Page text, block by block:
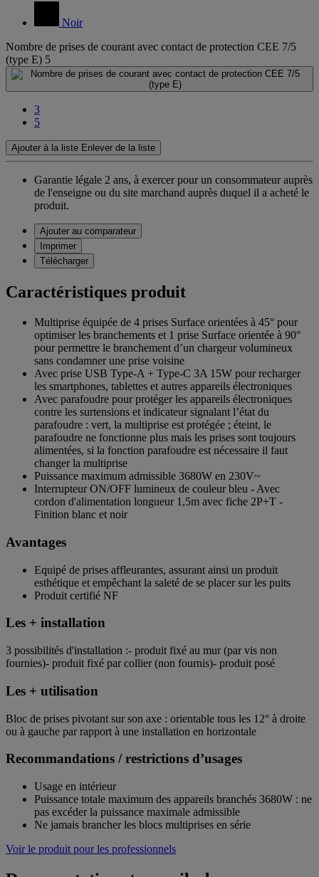
Noir
Nombre de prises de courant avec contact de protection CEE 7/5
(type E) 5
3
5
Ajouter à la liste Enlever de la liste
Garantie légale 2 ans, à exercer pour un consommateur auprès
de l'enseigne ou du site marchand auprès duquel il a acheté le
produit.
Ajouter au comparateur
Imprimer
Télécharger
Caractéristiques produit
Multiprise équipée de 4 prises Surface orientées à 45° pour
optimiser les branchements et 1 prise Surface orientée à 90°
pour permettre le branchement d’un chargeur volumineux
sans condamner une prise voisine
Avec prise USB Type-A + Type-C 3A 15W pour recharger
les smartphones, tablettes et autres appareils électroniques
Avec parafoudre pour protéger les appareils électroniques
contre les surtensions et indicateur signalant l’état du
parafoudre : vert, la multiprise est protégée ; éteint, le
parafoudre ne fonctionne plus mais les prises sont toujours
alimentées, si la fonction parafoudre est nécessaire il faut
changer la multiprise
Puissance maximum admissible 3680W en 230V~
Interrupteur ON/OFF lumineux de couleur bleu - Avec
cordon d'alimentation longueur 1,5m avec fiche 2P+T -
Finition blanc et noir
Avantages
Equipé de prises affleurantes, assurant ainsi un produit
esthétique et empêchant la saleté de se placer sur les puits
Produit certifié NF
Les + installation
3 possibilités d'installation :- produit fixé au mur (par vis non
fournies)- produit fixé par collier (non fournis)- produit posé
Les + utilisation
Bloc de prises pivotant sur son axe : orientable tous les 12° à droite
ou à gauche par rapport à une installation en horizontale
Recommandations / restrictions d’usages
Usage en intérieur
Puissance totale maximum des appareils branchés 3680W : ne
pas excéder la puissance maximale admissible
Ne jamais brancher les blocs multiprises en série
Voir le produit pour les professionnels